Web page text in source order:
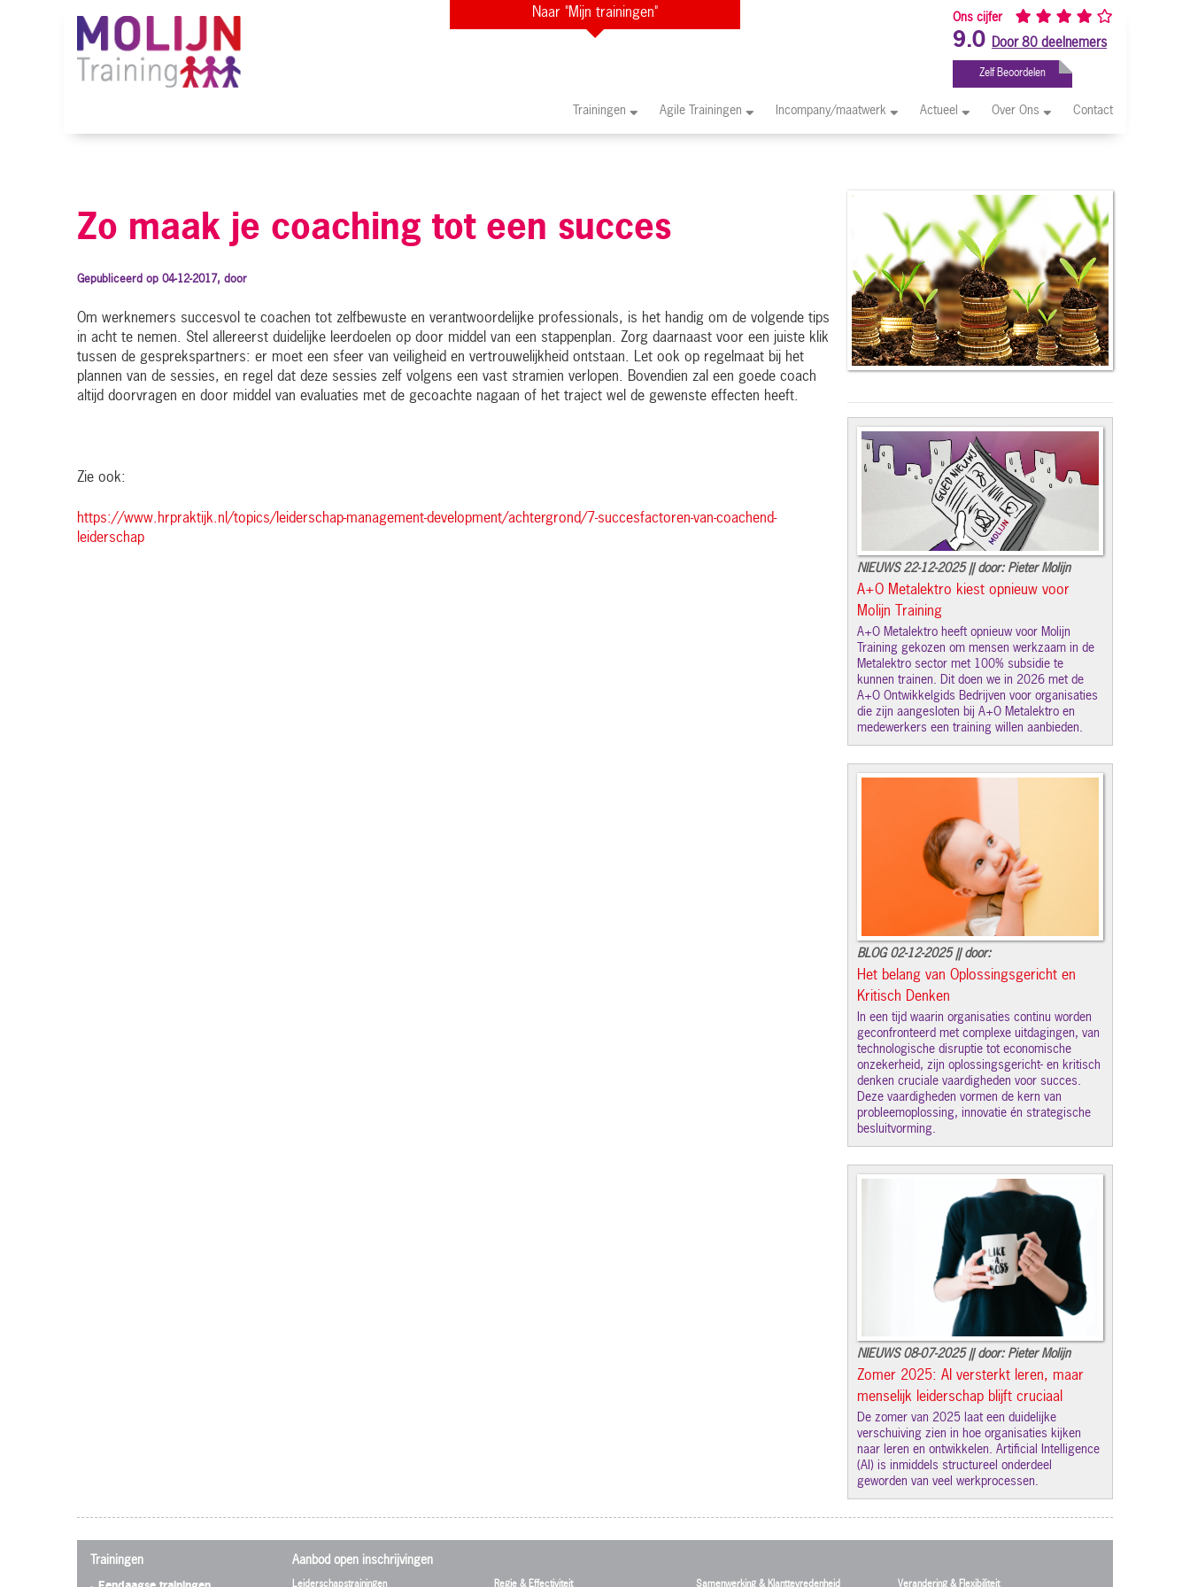
Naar "Mijn trainingen" Ons cijfer
9.0 Door 80 deelnemers
Zelf Beoordelen
Trainingen Agile Trainingen Incompany/maatwerk Actueel Over Ons Contact
Zo maak je coaching tot een succes
Gepubliceerd op 04-12-2017, door
Om werknemers succesvol te coachen tot zelfbewuste en verantwoordelijke professionals, is het handig om de volgende tips
in acht te nemen. Stel allereerst duidelijke leerdoelen op door middel van een stappenplan. Zorg daarnaast voor een juiste klik
tussen de gesprekspartners: er moet een sfeer van veiligheid en vertrouwelijkheid ontstaan. Let ook op regelmaat bij het
plannen van de sessies, en regel dat deze sessies zelf volgens een vast stramien verlopen. Bovendien zal een goede coach
altijd doorvragen en door middel van evaluaties met de gecoachte nagaan of het traject wel de gewenste effecten heeft.
Zie ook:
https://www.hrpraktijk.nl/topics/leiderschap-management-development/achtergrond/7-succesfactoren-van-coachend-
leiderschap
NIEUWS 22-12-2025 || door: Pieter Molijn
A+O Metalektro kiest opnieuw voor
Molijn Training
A+O Metalektro heeft opnieuw voor Molijn
Training gekozen om mensen werkzaam in de
Metalektro sector met 100% subsidie te
kunnen trainen. Dit doen we in 2026 met de
A+O Ontwikkelgids Bedrijven voor organisaties
die zijn aangesloten bij A+O Metalektro en
medewerkers een training willen aanbieden.
BLOG 02-12-2025 || door:
Het belang van Oplossingsgericht en
Kritisch Denken
In een tijd waarin organisaties continu worden
geconfronteerd met complexe uitdagingen, van
technologische disruptie tot economische
onzekerheid, zijn oplossingsgericht- en kritisch
denken cruciale vaardigheden voor succes.
Deze vaardigheden vormen de kern van
probleemoplossing, innovatie én strategische
besluitvorming.
NIEUWS 08-07-2025 || door: Pieter Molijn
Zomer 2025: AI versterkt leren, maar
menselijk leiderschap blijft cruciaal
De zomer van 2025 laat een duidelijke
verschuiving zien in hoe organisaties kijken
naar leren en ontwikkelen. Artificial Intelligence
(AI) is inmiddels structureel onderdeel
geworden van veel werkprocessen.
Trainingen Aanbod open inschrijvingen
Leiderschapstrainingen Regie & Effectiviteit Samenwerking & Klanttevredenheid Verandering & Flexibiliteit